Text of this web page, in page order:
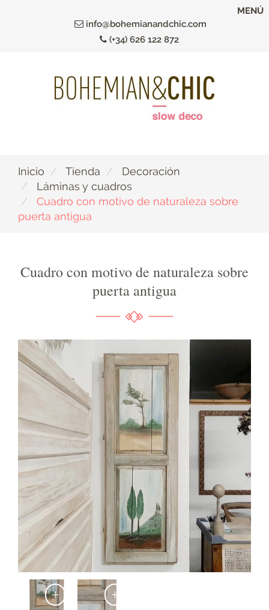
info@bohemianandchic.com
(+34) 626 122 872
MENÚ
Inicio Tienda
Decoración
Láminas y cuadros
Cuadro con motivo de naturaleza sobre
puerta antigua
Cuadro con motivo de naturaleza sobre
puerta antigua
+ +